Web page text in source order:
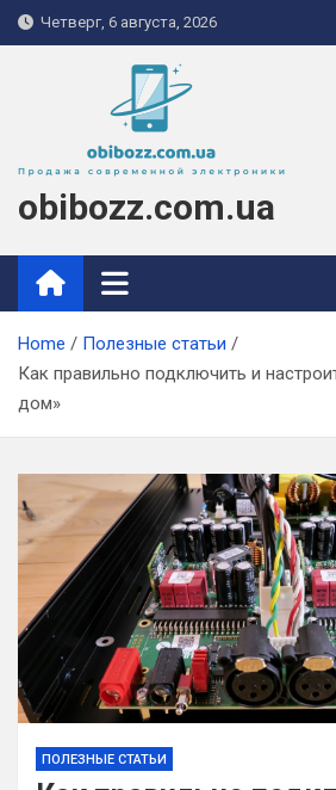
Skip
to
Четверг, 6 августа, 2026
obibozz.com.ua
Home
Полезные статьи
Как правильно подключить и
дом»
ПОЛЕЗНЫЕ СТАТЬИ